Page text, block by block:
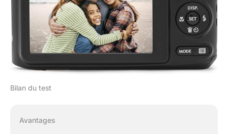
Bilan du test
Avantages